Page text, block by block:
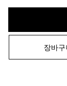
장바구